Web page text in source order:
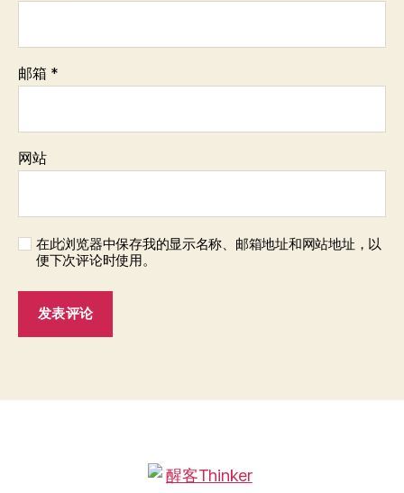
邮箱 *
网站
在此浏览器中保存我的显示名称、邮箱地址和网站地址，以
便下次评论时使用。